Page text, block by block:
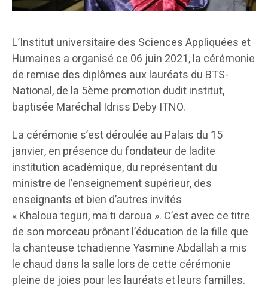
L’Institut universitaire des Sciences Appliquées et
Humaines a organisé ce 06 juin 2021, la cérémonie
de remise des diplômes aux lauréats du BTS-
National, de la 5ème promotion dudit institut,
baptisée Maréchal Idriss Deby ITNO.
La cérémonie s’est déroulée au Palais du 15
janvier, en présence du fondateur de ladite
institution académique, du représentant du
ministre de l’enseignement supérieur, des
enseignants et bien d’autres invités
« Khaloua teguri, ma ti daroua ». C’est avec ce titre
de son morceau prônant l’éducation de la fille que
la chanteuse tchadienne Yasmine Abdallah a mis
le chaud dans la salle lors de cette cérémonie
pleine de joies pour les lauréats et leurs familles.